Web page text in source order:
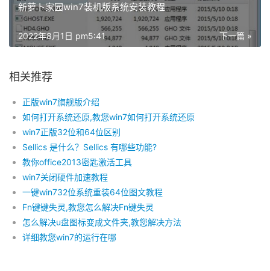
新萝卜家园win7装机版系统安装教程
下一篇 »
2022年8月1日 pm5:41
相关推荐
正版win7旗舰版介绍
如何打开系统还原,教您win7如何打开系统还原
win7正版32位和64位区别
Sellics 是什么？Sellics 有哪些功能?
教你office2013密匙激活工具
win7关闭硬件加速教程
一键win732位系统重装64位图文教程
Fn键键失灵,教您怎么解决Fn键失灵
怎么解决u盘图标变成文件夹,教您解决方法
详细教您win7的运行在哪